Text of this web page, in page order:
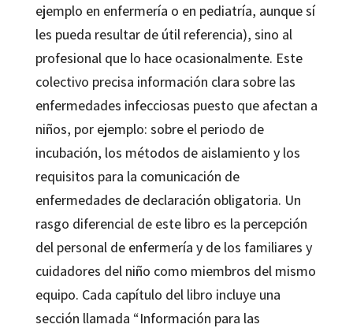
ejemplo en enfermería o en pediatría, aunque sí
les pueda resultar de útil referencia), sino al
profesional que lo hace ocasionalmente. Este
colectivo precisa información clara sobre las
enfermedades infecciosas puesto que afectan a
niños, por ejemplo: sobre el periodo de
incubación, los métodos de aislamiento y los
requisitos para la comunicación de
enfermedades de declaración obligatoria. Un
rasgo diferencial de este libro es la percepción
del personal de enfermería y de los familiares y
cuidadores del niño como miembros del mismo
equipo. Cada capítulo del libro incluye una
sección llamada “Información para las